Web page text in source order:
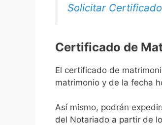
Solicitar
Certificado de
El certificado de
matrimonio y de la fecha
Así mismo, podrán
del Notariado a partir de